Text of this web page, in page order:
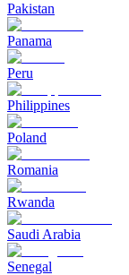
Pakistan
Panama
Peru
Philippines
Poland
Romania
Rwanda
Saudi Arabia
Senegal